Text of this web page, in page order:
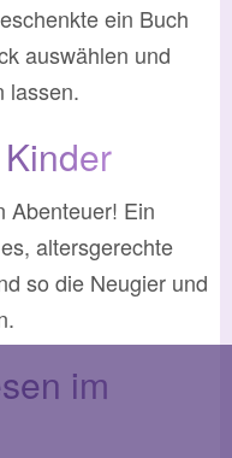
ein Buch
auswählen und
lassen.
Abenteuer! Ein
altersgerechte
so die Neugier und
im